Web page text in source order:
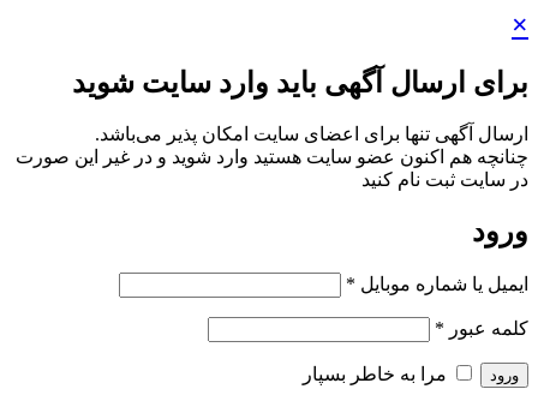
×
برای ارسال آگهی باید وارد سایت شوید
ارسال آگهی تنها برای اعضای سایت امکان پذیر می‌باشد.
چنانچه هم‌ اکنون عضو سایت هستید وارد شوید و در غیر این صورت
در سایت ثبت نام کنید
ورود
ایمیل یا شماره موبایل *
کلمه عبور *
ورود مرا به خاطر بسپار